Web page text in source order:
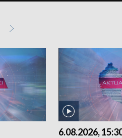
6.08.2026,